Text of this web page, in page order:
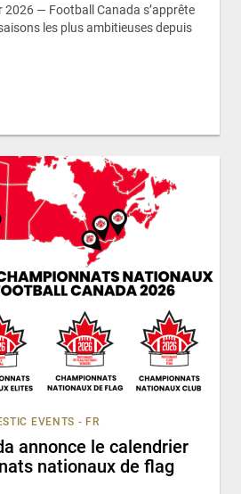
2026 — Football Canada s’apprête
les plus ambitieuses depuis
EVENTS - FR
annonce le calendrier
nationaux de flag